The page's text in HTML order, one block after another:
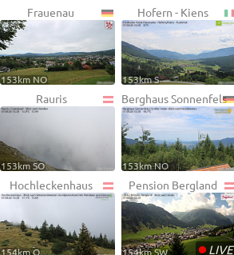
Frauenau
153km NO
Hofern - Kiens
153km S
Rauris
153km SO
Berghaus Sonnenfels
153km NO
Hochleckenhaus
154km O
Pension Bergland
•LIVE
154km SW